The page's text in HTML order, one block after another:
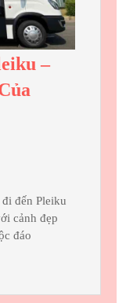
–
đến Pleiku
cảnh đẹp
đáo